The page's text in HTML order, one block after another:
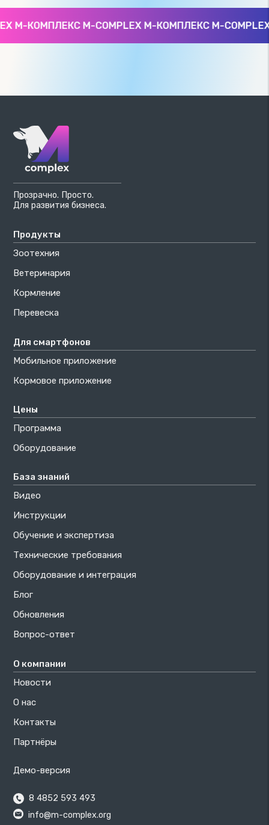
М-КОМПЛЕКС M-COMPLEX М-КОМПЛЕКС M-
Прозрачно. Просто.
Для развития бизнеса.
Продукты
Зоотехния
Ветеринария
Кормление
Перевеска
Для смартфонов
Мобильное приложение
Кормовое приложение
Цены
Программа
Оборудование
База знаний
Видео
Инструкции
Обучение и экспертиза
Технические требования
Оборудование и интеграция
Блог
Обновления
Вопрос-ответ
О компании
Новости
О нас
Контакты
Партнёры
Демо-версия
8 4852 593 493
info@m-complex.org